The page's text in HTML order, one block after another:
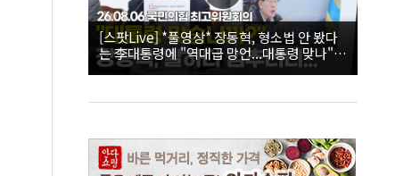
[스팟Live] *풀영상* 장동혁, 형소법 안 봤다
는 李대통령에 "역대급 망언...대통령 맞나"｜
26.08.06 국민의힘 최고위원회의